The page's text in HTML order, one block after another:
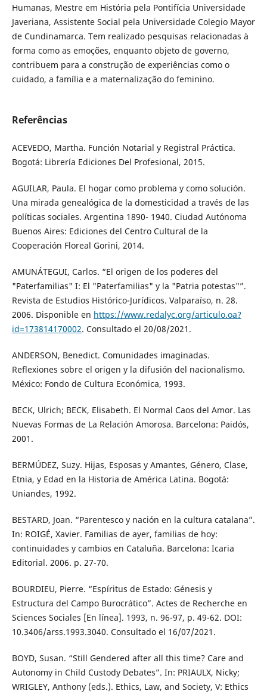
Humanas, Mestre em História pela Pontifícia Universidade
Javeriana, Assistente Social pela Universidade Colegio Mayor
de Cundinamarca. Tem realizado pesquisas relacionadas à
forma como as emoções, enquanto objeto de governo,
contribuem para a construção de experiências como o
cuidado, a família e a maternalização do feminino.
Referências
ACEVEDO, Martha. Función Notarial y Registral Práctica.
Bogotá: Librería Ediciones Del Profesional, 2015.
AGUILAR, Paula. El hogar como problema y como solución.
Una mirada genealógica de la domesticidad a través de las
políticas sociales. Argentina 1890- 1940. Ciudad Autónoma
Buenos Aires: Ediciones del Centro Cultural de la
Cooperación Floreal Gorini, 2014.
AMUNÁTEGUI, Carlos. “El origen de los poderes del
"Paterfamilias" I: El "Paterfamilias" y la "Patria potestas"”.
Revista de Estudios Histórico-Jurídicos. Valparaíso, n. 28.
2006. Disponible en https://www.redalyc.org/articulo.oa?
id=173814170002. Consultado el 20/08/2021.
ANDERSON, Benedict. Comunidades imaginadas.
Reflexiones sobre el origen y la difusión del nacionalismo.
México: Fondo de Cultura Económica, 1993.
BECK, Ulrich; BECK, Elisabeth. El Normal Caos del Amor. Las
Nuevas Formas de La Relación Amorosa. Barcelona: Paidós,
2001.
BERMÚDEZ, Suzy. Hijas, Esposas y Amantes, Género, Clase,
Etnia, y Edad en la Historia de América Latina. Bogotá:
Uniandes, 1992.
BESTARD, Joan. “Parentesco y nación en la cultura catalana”.
In: ROIGÉ, Xavier. Familias de ayer, familias de hoy:
continuidades y cambios en Cataluña. Barcelona: Icaria
Editorial. 2006. p. 27-70.
BOURDIEU, Pierre. “Espíritus de Estado: Génesis y
Estructura del Campo Burocrático”. Actes de Recherche en
Sciences Sociales [En línea]. 1993, n. 96-97, p. 49-62. DOI:
10.3406/arss.1993.3040. Consultado el 16/07/2021.
BOYD, Susan. “Still Gendered after all this time? Care and
Autonomy in Child Custody Debates”. In: PRIAULX, Nicky;
WRIGLEY, Anthony (eds.). Ethics, Law, and Society, V: Ethics